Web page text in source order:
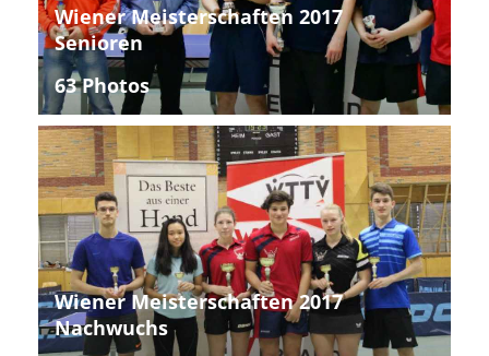
Wiener Meisterschaften 2017
Senioren
63 Photos
Wiener Meisterschaften 2017
Nachwuchs